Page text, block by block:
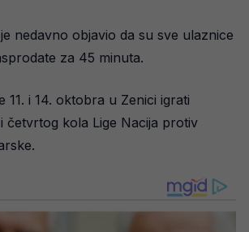
nedavno objavio da su sve ulaznice
za 45 minuta.
11. i 14. oktobra u Zenici igrati
četvrtog kola Lige Nacija protiv